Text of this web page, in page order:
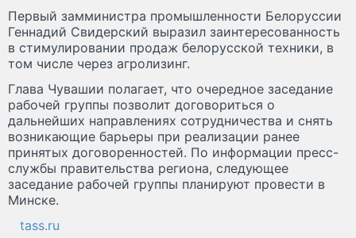
Первый замминистра промышленности Белоруссии
Геннадий Свидерский выразил заинтересованность
в стимулировании продаж белорусской техники, в
том числе через агролизинг.
Глава Чувашии полагает, что очередное заседание
рабочей группы позволит договориться о
дальнейших направлениях сотрудничества и снять
возникающие барьеры при реализации ранее
принятых договоренностей. По информации пресс-
службы правительства региона, следующее
заседание рабочей группы планируют провести в
Минске.
tass.ru